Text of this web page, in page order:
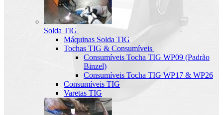
Solda TIG
Máquinas Solda TIG
Tochas TIG & Consumíveis
Consumíveis Tocha TIG WP09 (Padrão
Binzel)
Consumíveis Tocha TIG WP17 & WP26
Consumíveis TIG
Varetas TIG